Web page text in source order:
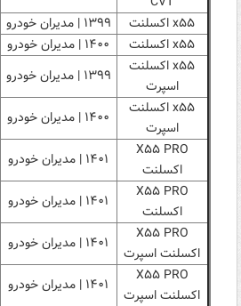
x۵۵ اکسلنت
۱۳۹۹ | مدیران خودرو
x۵۵ اکسلنت
۱۴۰۰ | مدیران خودرو
x۵۵ اکسلنت
اسپرت
۱۳۹۹ | مدیران خودرو
x۵۵ اکسلنت
اسپرت
۱۴۰۰ | مدیران خودرو
X۵۵ PRO
اکسلنت
۱۴۰۱ | مدیران خودرو
X۵۵ PRO
اکسلنت
۱۴۰۱ | مدیران خودرو
X۵۵ PRO
اکسلنت اسپرت
۱۴۰۱ | مدیران خودرو
X۵۵ PRO
اکسلنت اسپرت
۱۴۰۱ | مدیران خودرو